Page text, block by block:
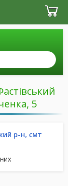
5
р-н, смт